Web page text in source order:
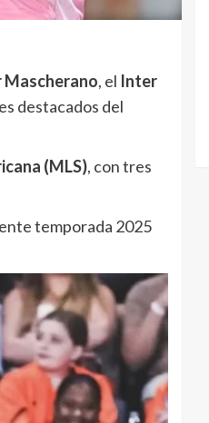
Mascherano, el Inter
destacados del
(MLS), con tres
temporada 2025